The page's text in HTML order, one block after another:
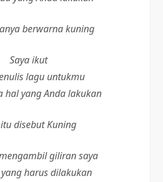
berwarna kuning
Saya ikut
lagu untukmu
hal yang Anda lakukan
disebut Kuning
giliran saya
harus dilakukan